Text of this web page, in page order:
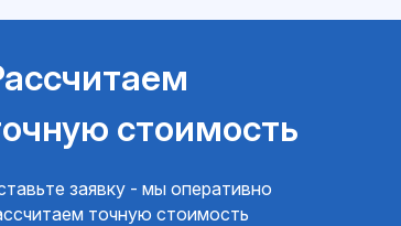
стоимость
заявку - мы оперативно
точную стоимость